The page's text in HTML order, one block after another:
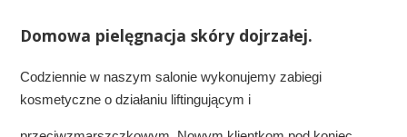
Domowa pielęgnacja skóry dojrzałej.
Codziennie w naszym salonie wykonujemy zabiegi
kosmetyczne o działaniu liftingującym i